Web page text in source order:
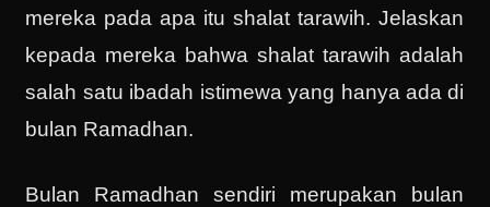
mereka pada apa itu shalat tarawih. Jelaskan
kepada mereka bahwa shalat tarawih adalah
salah satu ibadah istimewa yang hanya ada di
bulan Ramadhan.
Bulan Ramadhan sendiri merupakan bulan